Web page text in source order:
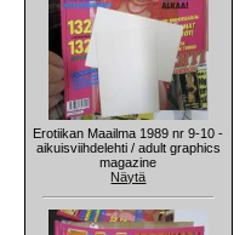
Erotiikan Maailma 1989 nr 9-10 -
aikuisviihdelehti / adult graphics
magazine
Näytä